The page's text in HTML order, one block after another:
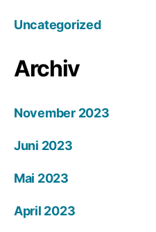
Uncategorized
Archiv
November 2023
Juni 2023
Mai 2023
April 2023